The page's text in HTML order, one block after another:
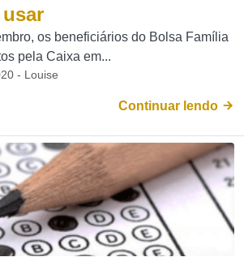
os beneficiários do Bolsa Família
pela Caixa em...
- Louise
Continuar lendo